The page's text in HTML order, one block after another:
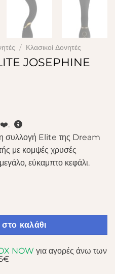
/ Κλασικοί Δονητές
JOSEPHINE
❤️.
συλλογή Elite της Dream
με κομψές χρυσές
εύκαμπτο κεφάλι.
ποσότητα
καλάθι
NOW για αγορές άνω των